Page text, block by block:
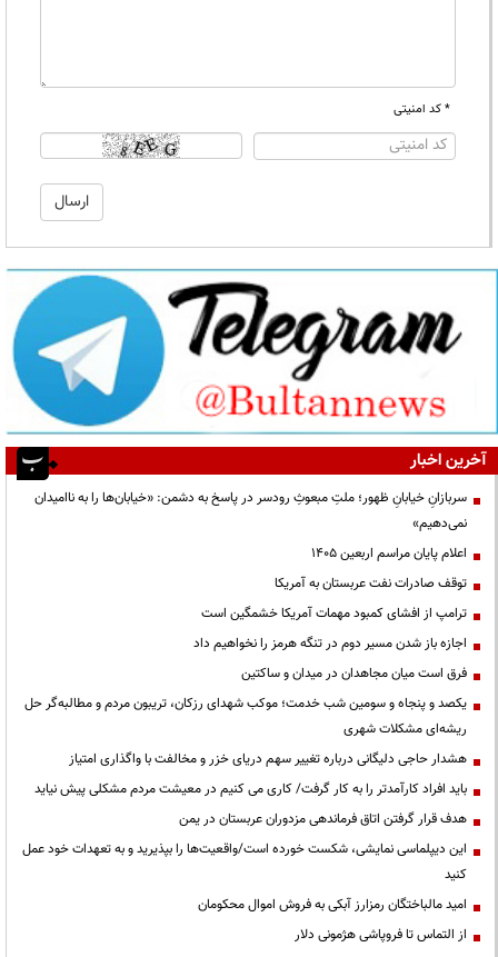
* کد امنیتی
آخرین اخبار
سربازانِ خیابانِ ظهور؛ ملتِ مبعوثِ رودسر در پاسخ به دشمن: «خیابان‌ها را به ناامیدان
نمی‌دهیم»
اعلام پایان مراسم اربعین ۱۴۰۵
توقف صادرات نفت عربستان به آمریکا
ترامپ از افشای کمبود مهمات آمریکا خشمگین است
اجازه باز شدن مسیر دوم در تنگه هرمز را نخواهیم داد
فرق است میان مجاهدان در میدان و ساکتین
یکصد و پنجاه و سومین شب خدمت؛ موکب شهدای رزکان، تریبون مردم و مطالبه‌گر حل
ریشه‌ای مشکلات شهری
هشدار حاجی دلیگانی درباره تغییر سهم دریای خزر و مخالفت با واگذاری امتیاز
باید افراد کارآمدتر را به کار گرفت/ کاری می کنیم در معیشت مردم مشکلی پیش نیاید
هدف قرار گرفتن اتاق‌ فرماندهی مزدوران عربستان در یمن
این دیپلماسی نمایشی، شکست خورده است/واقعیت‌ها را بپذیرید و به تعهدات خود عمل
کنید
امید مالباختگان رمزارز آبکی به فروش اموال محکومان
از التماس تا فروپاشی هژمونی دلار